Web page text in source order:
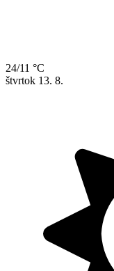
24/11 °C
štvrtok 13. 8.